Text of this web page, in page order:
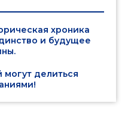
хроника
и будущее
делиться